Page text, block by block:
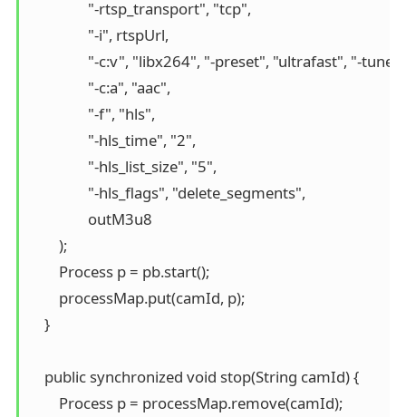
                "-rtsp_transport", "tcp",
                "-i", rtspUrl,
"-c:v", "libx264", "-preset", "ultrafast", "-
                "-c:a", "aac",
                "-f", "hls",
                "-hls_time", "2",
                "-hls_list_size", "5",
                "-hls_flags", "delete_segments",
                outM3u8
        );
        Process p = pb.start();
        processMap.put(camId, p);
    }
    public synchronized void stop(String camId) {
        Process p = processMap.remove(camId);